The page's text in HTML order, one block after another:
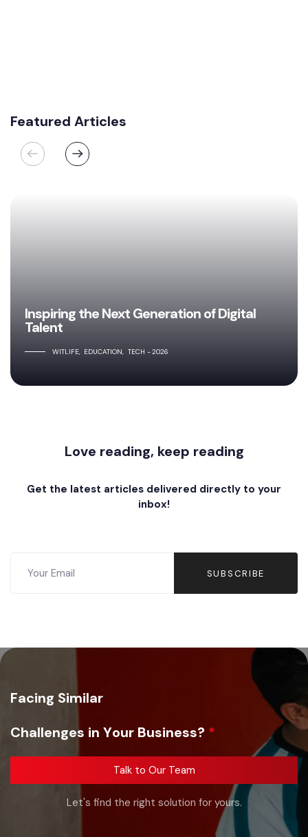
Featured Articles
Inspiring the Next Generation of Digital
Talent
WITLIFE EDUCATION TECH 2026
Love reading, keep reading
Get the latest articles delivered directly to your
inbox!
Facing Similar
Challenges in Your Business? *
Talk to Our Team
Let's find the right solution for yours.